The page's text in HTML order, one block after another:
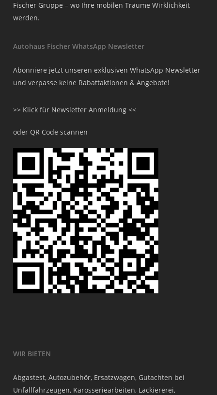
Fischer Gruppe – wo Ihre mobilen Träume Wirklichkeit
werden.
Autohaus Fischer WhatsApp Newsletter
Abonniere jetzt unseren exklusiven WhatsApp Newsletter
und verpasse keine Rabattaktionen & Angebote!
>> Klick für Newsletter Anmeldung <<
oder QR Code scannen
WIR BIETEN
Abgastest, Autozubehör, Ersatzwagen, Gutachten bei
Unfallfahrzeugen, Karosseriearbeiten, Lackiererei,